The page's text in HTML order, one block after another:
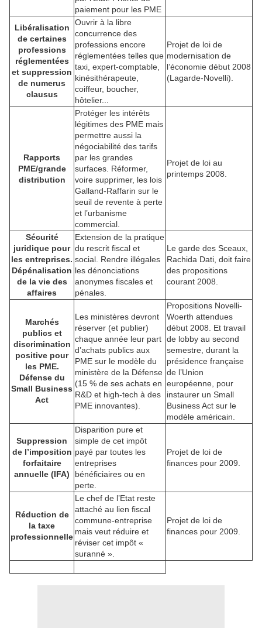
paiement pour les PME
Libéralisation
de certaines
professions
réglementées
et suppression
de numerus
clausus
Ouvrir à la libre
concurrence des
professions encore
réglementées telles que
taxi, expert-comptable,
kinésithérapeute,
coiffeur, boucher,
hôtelier...
Projet de loi de
modernisation de
l’économie début 2008
(Lagarde-Novelli).
Rapports
PME/grande
distribution
Protéger les intérêts
légitimes des PME mais
permettre aussi la
négociabilité des tarifs
par les grandes
surfaces. Réformer,
voire supprimer, les lois
Galland-Raffarin sur le
seuil de revente à perte
et l’urbanisme
commercial.
Projet de loi au
printemps 2008.
Sécurité
juridique pour
les entreprises.
Dépénalisation
de la vie des
affaires
Extension de la pratique
du rescrit fiscal et
social. Rendre illégales
les dénonciations
anonymes fiscales et
pénales.
Le garde des Sceaux,
Rachida Dati, doit faire
des propositions
courant 2008.
Marchés
publics et
discrimination
positive pour
les PME.
Défense du
Small Business
Act
Les ministères devront
réserver (et publier)
chaque année leur part
d’achats publics aux
PME sur le modèle du
ministère de la Défense
(15 % de ses achats en
R&D et high-tech à des
PME innovantes).
Propositions Novelli-
Woerth attendues
début 2008. Et travail
de lobby au second
semestre, durant la
présidence française
de l’Union
européenne, pour
instaurer un Small
Business Act sur le
modèle américain.
Suppression
de l’imposition
forfaitaire
annuelle (IFA)
Disparition pure et
simple de cet impôt
payé par toutes les
entreprises
bénéficiaires ou en
perte.
Projet de loi de
finances pour 2009.
Réduction de
la taxe
professionnelle
Le chef de l’Etat reste
attaché au lien fiscal
commune-entreprise
mais veut réduire et
réviser cet impôt «
suranné ».
Projet de loi de
finances pour 2009.